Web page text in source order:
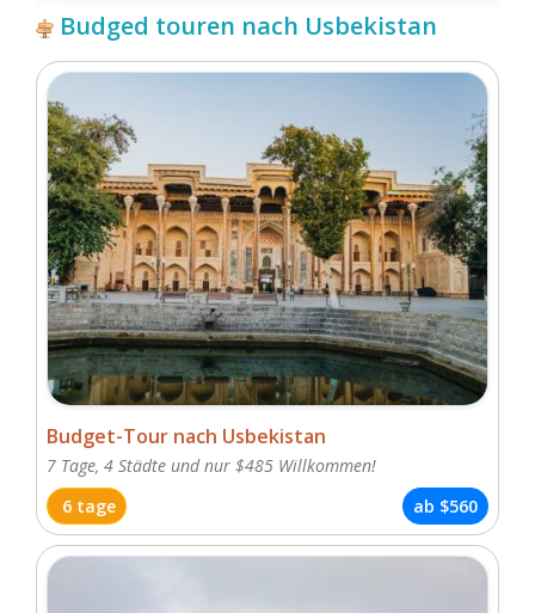
Budged touren nach Usbekistan
Budget-Tour nach Usbekistan
7 Tage, 4 Städte und nur $485 Willkommen!
6 tage
ab $560